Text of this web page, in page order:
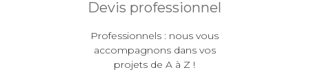
Devis professionnel
Professionnels : nous vous
accompagnons dans vos
projets de A à Z !